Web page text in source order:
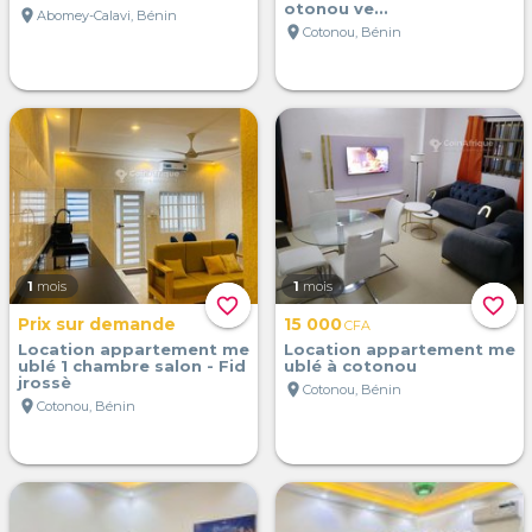
location_on Abomey-Calavi, Bénin
otonou ve...
location_on Cotonou, Bénin
favorite_border
1 mois
Prix sur demande
Location appartement me
ublé 1 chambre salon - Fid
jrossè
location_on Cotonou, Bénin
favorite_border
1 mois
15 000CFA
Location appartement me
ublé à cotonou
location_on Cotonou, Bénin